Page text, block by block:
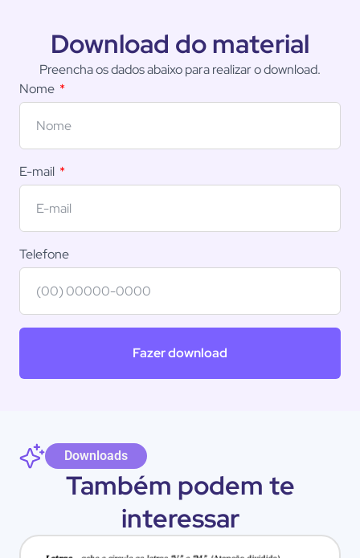
Download do material
Preencha os dados abaixo para realizar o download.
Nome
E-mail
Telefone
Fazer download
Downloads
Também podem te
interessar